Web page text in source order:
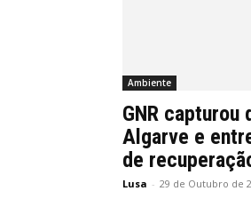
Ambiente
GNR
Algarve e
de
Lusa - 29 de Outubro de